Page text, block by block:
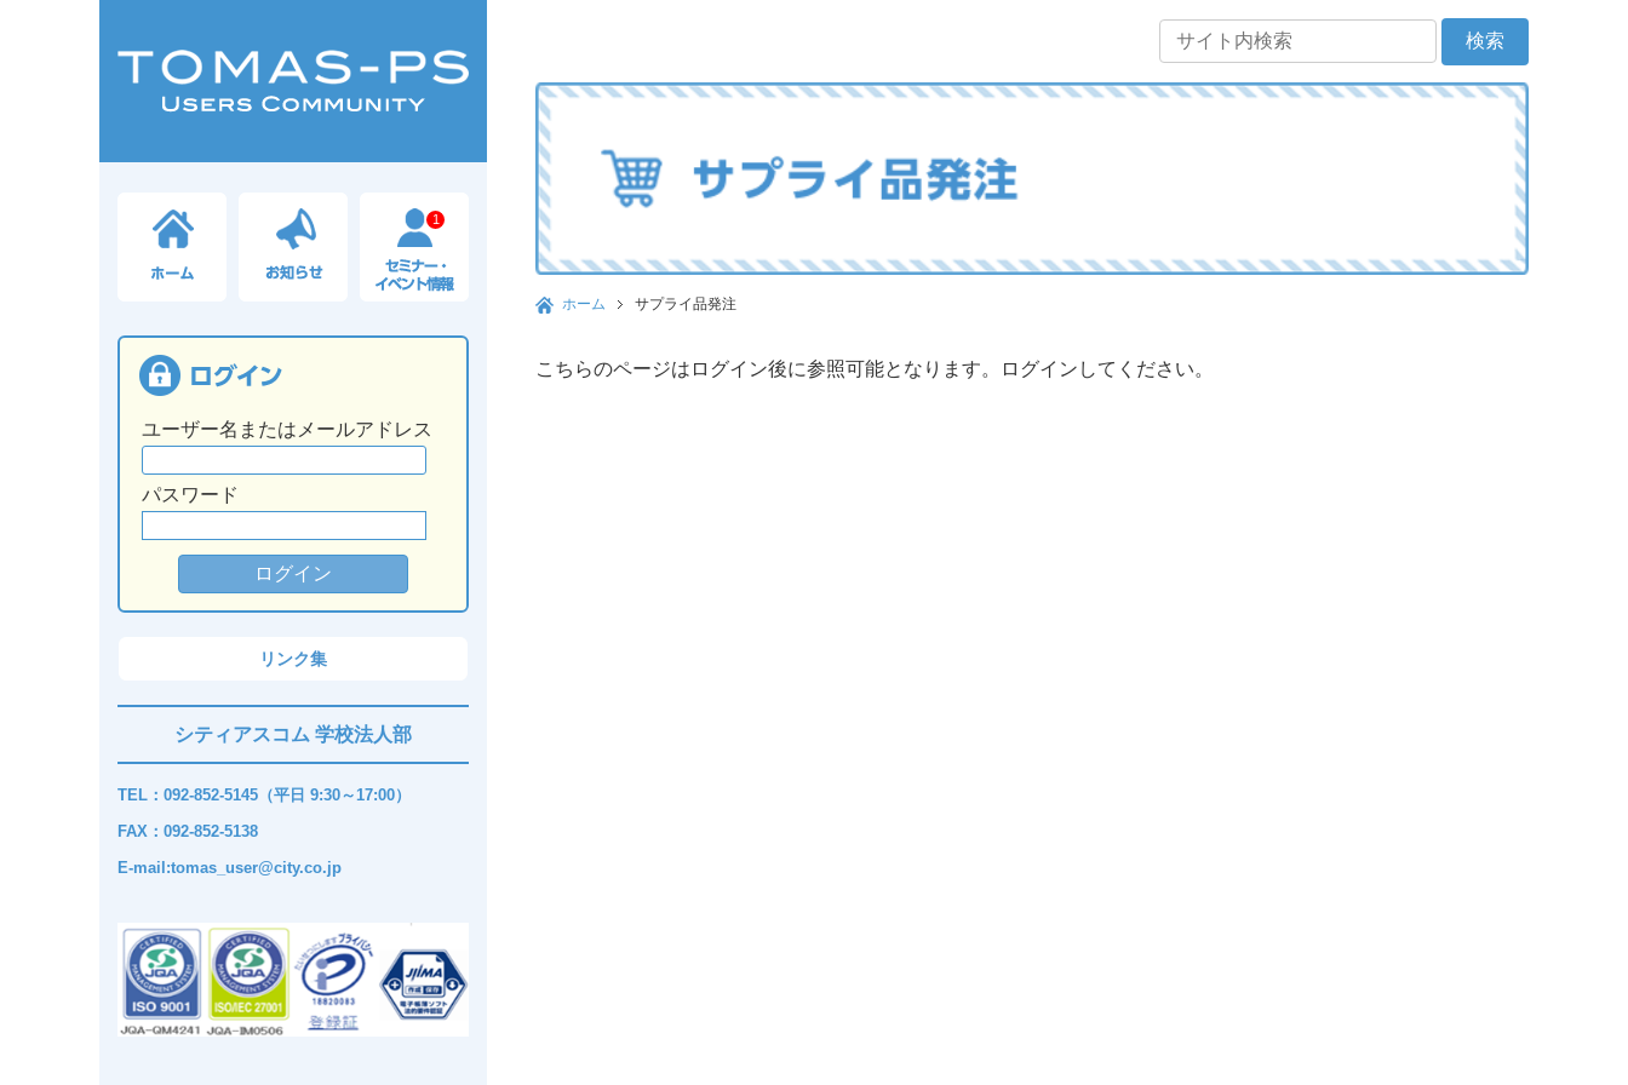
1
ユーザー名またはメールアドレス
パスワード
リンク集
シティアスコム 学校法人部
TEL：092-852-5145（平日 9:30～17:00）
FAX：092-852-5138
E-mail:tomas_user@city.co.jp
ホーム サプライ品発注
こちらのページはログイン後に参照可能となります。ログインしてください。